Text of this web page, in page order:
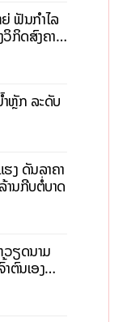
ຟັນກຳໄລ
ວິກິດສົງຄາມ
ຫຼັກ ລະດັບ
ງ ດັນລາຄາ
ານກີບຕໍ່ບາດ
ຽດນາມ
າຕົນເອງ